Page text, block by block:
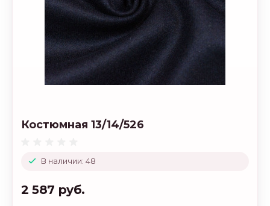
В наличии: 48
Костюмная 13/14/526
2 587 руб.